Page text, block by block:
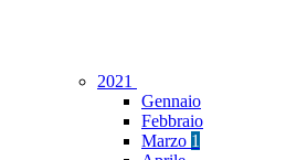
2021
Gennaio
Febbraio
Marzo 1